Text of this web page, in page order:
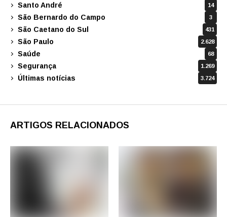
Santo André 14
São Bernardo do Campo 3
São Caetano do Sul 431
São Paulo 2.628
Saúde 68
Segurança 1.269
Últimas notícias 3.724
ARTIGOS RELACIONADOS